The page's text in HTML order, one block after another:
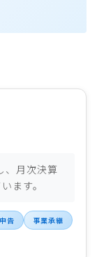
、月次決算
ます。
告 事業承継